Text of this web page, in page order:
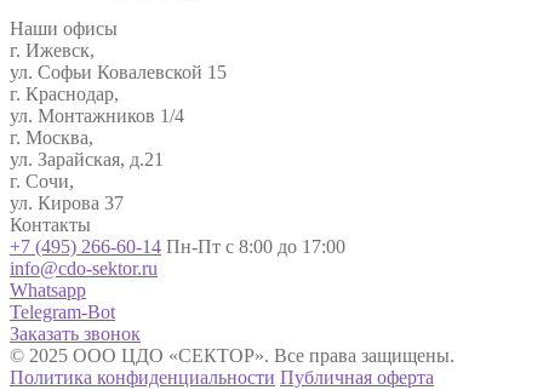
Наши офисы
г. Ижевск,
ул. Софьи Ковалевской 15
г. Краснодар,
ул. Монтажников 1/4
г. Москва,
ул. Зарайская, д.21
г. Сочи,
ул. Кирова 37
Контакты
+7 (495) 266-60-14 Пн-Пт с 8:00 до 17:00
info@cdo-sektor.ru
Whatsapp
Telegram-Bot
Заказать звонок
© 2025 ООО ЦДО «СЕКТОР». Все права защищены.
Политика конфиденциальности Публичная оферта